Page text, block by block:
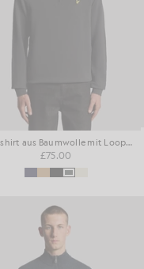
Sweatshirt aus Baumwolle mit Loopback-Struktur und 1/4-Reißverschluss
£75.00